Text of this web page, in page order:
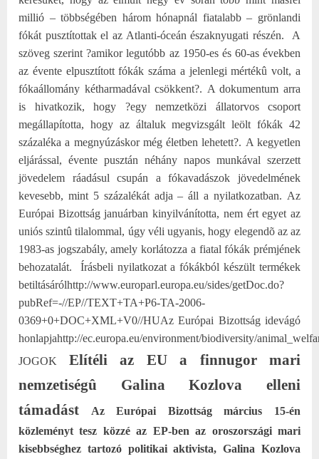
millió – többségében három hónapnál fiatalabb – grönlandi
fókát pusztítottak el az Atlanti-óceán északnyugati részén.
A
szöveg szerint ?amikor legutóbb az 1950-es és 60-as években
az évente elpusztított fókák száma a jelenlegi mértékû volt, a
fókaállomány kétharmadával csökkent?. A dokumentum arra
is hivatkozik, hogy ?egy nemzetközi állatorvos csoport
megállapította, hogy az általuk megvizsgált leölt fókák 42
százaléka a megnyúzáskor még életben lehetett?. A kegyetlen
eljárással, évente pusztán néhány napos munkával szerzett
jövedelem ráadásul csupán a fókavadászok jövedelmének
kevesebb, mint 5 százalékát adja – áll a nyilatkozatban. Az
Európai Bizottság januárban kinyilvánította, nem ért egyet az
uniós szintû tilalommal, úgy véli ugyanis, hogy elegendõ az az
1983-as jogszabály, amely korlátozza a fiatal fókák prémjének
behozatalát.
Írásbeli nyilatkozat a fókákból készült termékek
betiltásárólhttp://www.europarl.europa.eu/sides/getDoc.do?
pubRef=-//EP//TEXT+TA+P6-TA-2006-
0369+0+DOC+XML+V0//HUAz Európai Bizottság idevágó
honlapjahttp://ec.europa.eu/environment/biodiversity/
JOGOK
Elítéli az EU a finnugor mari
nemzetiségû Galina Kozlova elleni
támadást
Az Európai Bizottság március 15-én
közleményt tesz közzé az EP-ben az oroszországi mari
kisebbséghez tartozó politikai aktivista, Galina Kozlova